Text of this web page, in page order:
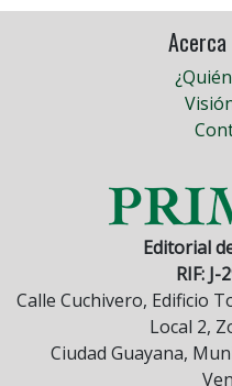
Editorial
RIF:
Calle Cuchivero, Edificio
Local 2,
Ciudad Guayana,